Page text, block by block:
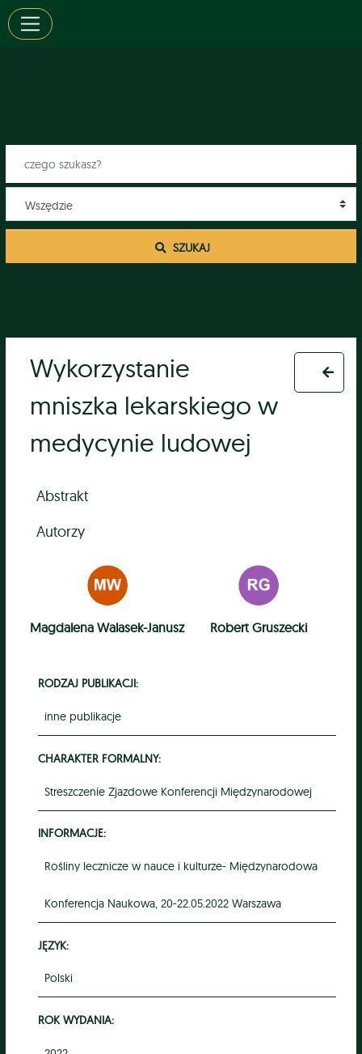
SZUKAJ
Wykorzystanie
mniszka lekarskiego w
medycynie ludowej
Abstrakt
Autorzy
Magdalena Walasek-Janusz Robert Gruszecki
RODZAJ PUBLIKACJI:
inne publikacje
CHARAKTER FORMALNY:
Streszczenie Zjazdowe Konferencji Międzynarodowej
INFORMACJE:
Rośliny lecznicze w nauce i kulturze- Międzynarodowa
Konferencja Naukowa, 20-22.05.2022 Warszawa
JĘZYK:
Polski
ROK WYDANIA: